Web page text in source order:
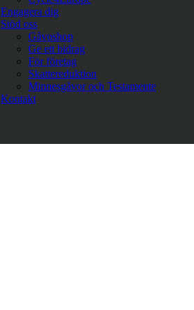
Engagera dig
Stöd oss
Gåvoshop
Ge ett bidrag
För företag
Skattereduktion
Minnesgåvor och Testamente
Kontakt